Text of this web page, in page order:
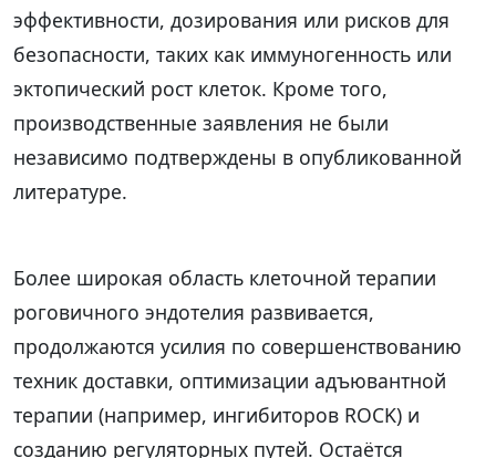
эффективности, дозирования или рисков для
безопасности, таких как иммуногенность или
эктопический рост клеток. Кроме того,
производственные заявления не были
независимо подтверждены в опубликованной
литературе.
Более широкая область клеточной терапии
роговичного эндотелия развивается,
продолжаются усилия по совершенствованию
техник доставки, оптимизации адъювантной
терапии (например, ингибиторов ROCK) и
созданию регуляторных путей. Остаётся